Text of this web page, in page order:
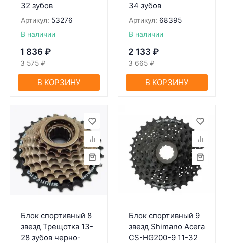
32 зубов
Артикул: 53276
В наличии
1 836 ₽
3 575 ₽
В КОРЗИНУ
34 зубов
Артикул: 68395
В наличии
2 133 ₽
3 665 ₽
В КОРЗИНУ
Блок спортивный 8
звезд Трещотка 13-
28 зубов черно-
Блок спортивный 9
звезд Shimano Acera
CS-HG200-9 11-32